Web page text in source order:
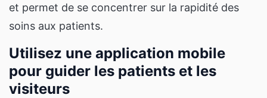
et permet de se concentrer sur la rapidité des
soins aux patients.
Utilisez une application mobile
pour guider les patients et les
visiteurs